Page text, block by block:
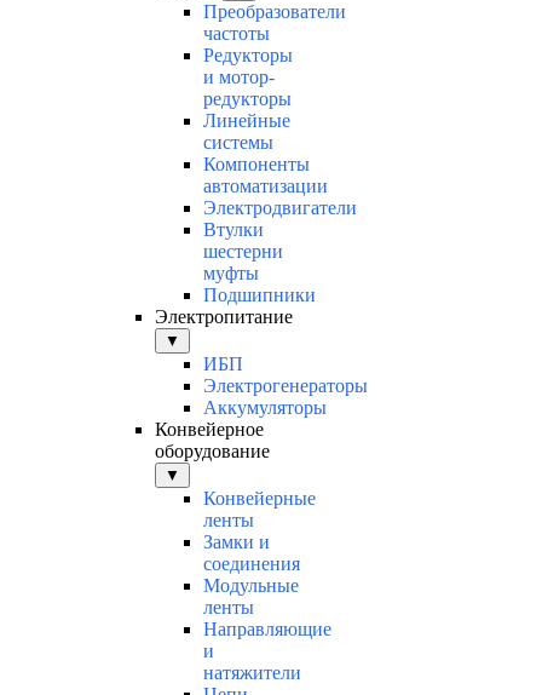
Преобразователи
частоты
Редукторы
и мотор-
редукторы
Линейные
системы
Компоненты
автоматизации
Электродвигатели
Втулки
шестерни
муфты
Подшипники
Электропитание
▼
ИБП
Электрогенераторы
Аккумуляторы
Конвейерное
оборудование
▼
Конвейерные
ленты
Замки и
соединения
Модульные
ленты
Направляющие
и
натяжители